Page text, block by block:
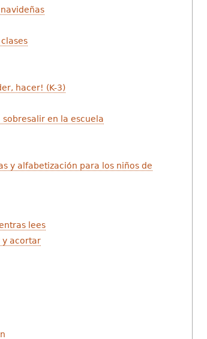
hacer! (K-3)
sobresalir en la escuela
y alfabetización para los niños de
lees
y acortar